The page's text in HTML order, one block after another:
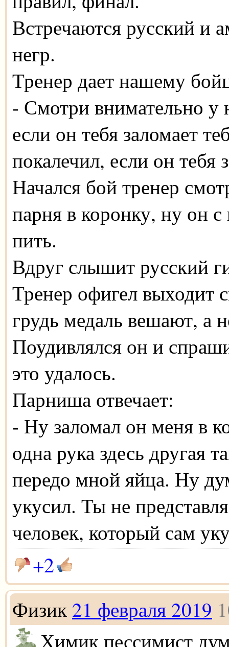
Встречаются русский и
негр.
Тренер дает нашему
- Смотри внимательно у
если он тебя заломает
покалечил, если он тебя
Начался бой тренер
парня в коронку, ну он
пить.
Вдруг слышит русский
Тренер офигел выходит
грудь медаль вешают, а
Поудивлялся он и
это удалось.
Парниша отвечает:
- Ну заломал он меня в
одна рука здесь другая
передо мной яйца. Ну
укусил. Ты не
человек, который сам
+2
Физик 21 февраля 2019
Химик пессимист